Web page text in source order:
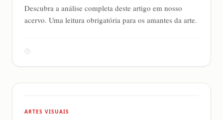
Descubra a análise completa deste artigo em nosso
acervo. Uma leitura obrigatória para os amantes da arte.
ARTES VISUAIS